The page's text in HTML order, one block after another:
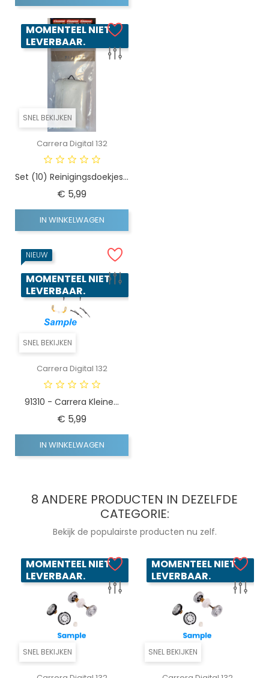
SNEL BEKIJKEN
MOMENTEEL NIET
LEVERBAAR.
Carrera Digital 132
Set (10) Reinigingsdoekjes...
€ 5,99Prijs
IN WINKELWAGEN
SNEL BEKIJKEN
NIEUW
MOMENTEEL NIET
LEVERBAAR.
Carrera Digital 132
91310 - Carrera Kleine...
€ 5,99Prijs
IN WINKELWAGEN
8 ANDERE PRODUCTEN IN DEZELFDE
CATEGORIE:
Bekijk de populairste producten nu zelf.
SNEL BEKIJKEN
MOMENTEEL NIET
LEVERBAAR.
SNEL BEKIJKEN
MOMENTEEL NIET
LEVERBAAR.